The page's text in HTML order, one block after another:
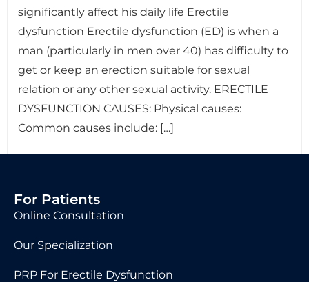
significantly affect his daily life Erectile
dysfunction Erectile dysfunction (ED) is when a
man (particularly in men over 40) has difficulty to
get or keep an erection suitable for sexual
relation or any other sexual activity. ERECTILE
DYSFUNCTION CAUSES: Physical causes:
Common causes include: […]
For Patients
Online Consultation
Our Specialization
PRP For Erectile Dysfunction